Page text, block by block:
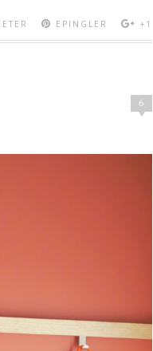
EPINGLER +1
6